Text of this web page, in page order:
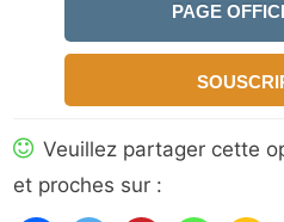
PAGE
Veuillez partager cette
et proches sur :